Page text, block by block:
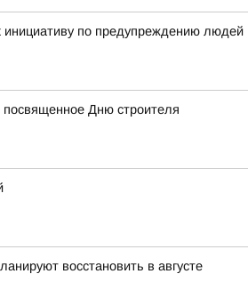
по предупреждению людей
Дню строителя
восстановить в августе